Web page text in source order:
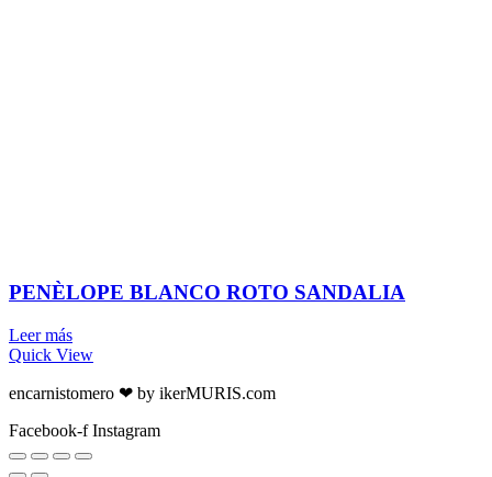
PENÈLOPE BLANCO ROTO SANDALIA
Leer más
Quick View
encarnistomero ❤ by ikerMURIS.com
Facebook-f Instagram